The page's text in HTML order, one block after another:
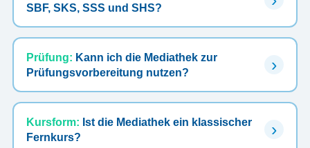
SBF, SKS, SSS und SHS?
Prüfung: Kann ich die Mediathek zur
Prüfungsvorbereitung nutzen?
Kursform: Ist die Mediathek ein klassischer
Fernkurs?